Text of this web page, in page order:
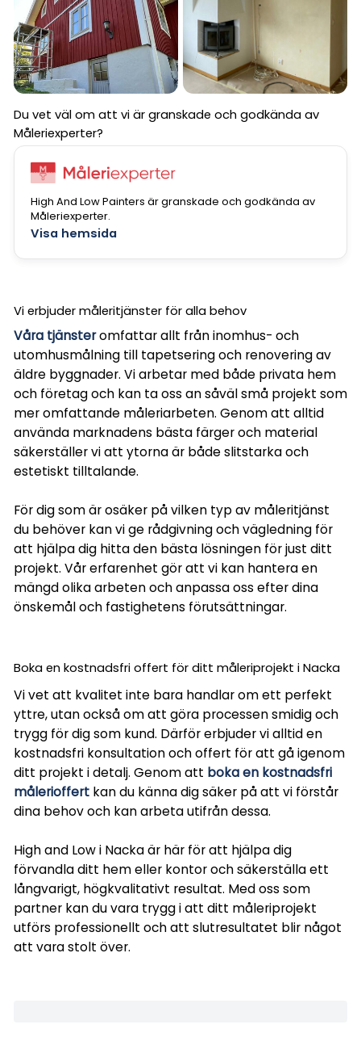
Du vet väl om att vi är granskade och godkända av
Måleriexperter?
High And Low Painters är granskade och godkända av
Måleriexperter.
Visa hemsida
Vi erbjuder måleritjänster för alla behov
Våra tjänsteromfattar allt från inomhus- och
utomhusmålning till tapetsering och renovering av
äldre byggnader. Vi arbetar med både privata hem
och företag och kan ta oss an såväl små projekt som
mer omfattande måleriarbeten. Genom att alltid
använda marknadens bästa färger och material
säkerställer vi att ytorna är både slitstarka och
estetiskt tilltalande.
För dig som är osäker på vilken typ av måleritjänst
du behöver kan vi ge rådgivning och vägledning för
att hjälpa dig hitta den bästa lösningen för just ditt
projekt. Vår erfarenhet gör att vi kan hantera en
mängd olika arbeten och anpassa oss efter dina
önskemål och fastighetens förutsättningar.
Boka en kostnadsfri offert för ditt måleriprojekt i Nacka
Vi vet att kvalitet inte bara handlar om ett perfekt
yttre, utan också om att göra processen smidig och
trygg för dig som kund. Därför erbjuder vi alltid en
kostnadsfri konsultation och offert för att gå igenom
ditt projekt i detalj. Genom att boka en kostnadsfri
målerioffertkan du känna dig säker på att vi förstår
dina behov och kan arbeta utifrån dessa.
High and Low i Nacka är här för att hjälpa dig
förvandla ditt hem eller kontor och säkerställa ett
långvarigt, högkvalitativt resultat. Med oss som
partner kan du vara trygg i att ditt måleriprojekt
utförs professionellt och att slutresultatet blir något
att vara stolt över.